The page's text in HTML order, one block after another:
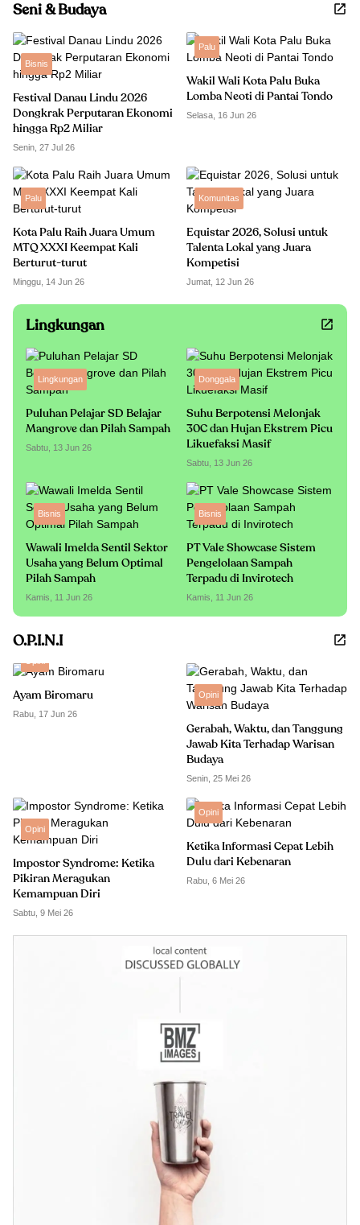
Seni & Budaya
Bisnis
Festival Danau Lindu 2026
Dongkrak Perputaran Ekonomi
hingga Rp2 Miliar
Senin, 27 Jul 26
Palu
Wakil Wali Kota Palu Buka
Lomba Neoti di Pantai Tondo
Selasa, 16 Jun 26
Palu
Kota Palu Raih Juara Umum
MTQ XXXI Keempat Kali
Berturut-turut
Minggu, 14 Jun 26
Komunitas
Equistar 2026, Solusi untuk
Talenta Lokal yang Juara
Kompetisi
Jumat, 12 Jun 26
Lingkungan
Lingkungan
Puluhan Pelajar SD Belajar
Mangrove dan Pilah Sampah
Sabtu, 13 Jun 26
Donggala
Suhu Berpotensi Melonjak
30C dan Hujan Ekstrem Picu
Likuefaksi Masif
Sabtu, 13 Jun 26
Bisnis
Wawali Imelda Sentil Sektor
Usaha yang Belum Optimal
Pilah Sampah
Kamis, 11 Jun 26
Bisnis
PT Vale Showcase Sistem
Pengelolaan Sampah
Terpadu di Invirotech
Kamis, 11 Jun 26
O.P.I.N.I
Ayam Biromaru
Rabu, 17 Jun 26
Opini
Gerabah, Waktu, dan Tanggung
Jawab Kita Terhadap Warisan
Budaya
Senin, 25 Mei 26
Opini
Impostor Syndrome: Ketika
Pikiran Meragukan
Kemampuan Diri
Sabtu, 9 Mei 26
Opini
Ketika Informasi Cepat Lebih
Dulu dari Kebenaran
Rabu, 6 Mei 26